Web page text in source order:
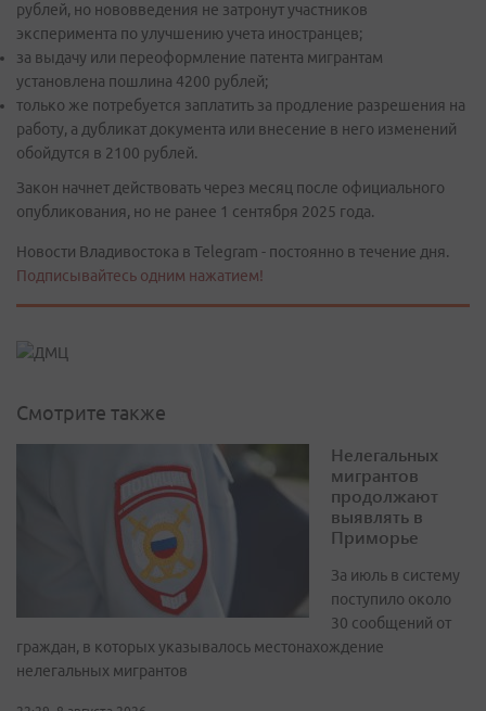
рублей, но нововведения не затронут участников
эксперимента по улучшению учета иностранцев;
за выдачу или переоформление патента мигрантам
установлена пошлина 4200 рублей;
только же потребуется заплатить за продление разрешения на
работу, а дубликат документа или внесение в него изменений
обойдутся в 2100 рублей.
Закон начнет действовать через месяц после официального
опубликования, но не ранее 1 сентября 2025 года.
Новости Владивостока в Telegram - постоянно в течение дня.
Подписывайтесь одним нажатием!
Смотрите также
Нелегальных
мигрантов
продолжают
выявлять в
Приморье
За июль в систему
поступило около
30 сообщений от
граждан, в которых указывалось местонахождение
нелегальных мигрантов